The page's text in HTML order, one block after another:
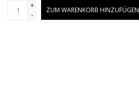
+
-
ZUM WARENKORB HINZUFÜGEN